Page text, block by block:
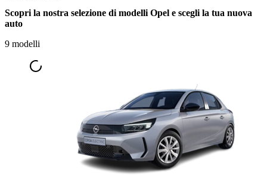
Scopri la nostra selezione di modelli Opel e scegli la tua nuova
auto
9 modelli